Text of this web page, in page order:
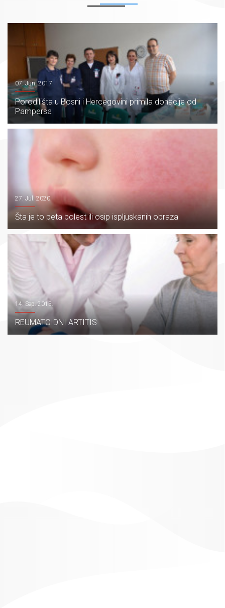
07. Jun. 2017.
Porodilišta u Bosni i Hercegovini primila donacije od
Pampersa
27. Jul. 2020.
Šta je to peta bolest ili osip ispljuskanih obraza
14. Sep. 2015.
REUMATOIDNI ARTITIS